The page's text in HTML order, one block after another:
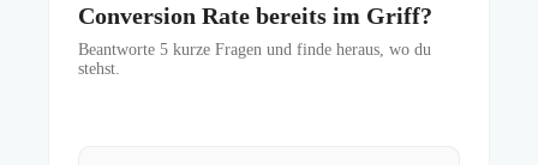
Conversion Rate bereits im Griff?
Beantworte 5 kurze Fragen und finde heraus, wo du
stehst.